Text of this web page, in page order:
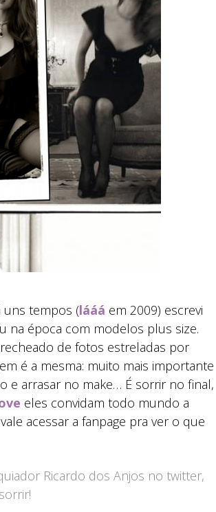
uns tempos (lááá em 2009) escrevi
na época com modelos plus size.
de fotos estreladas por
é a mesma: muito mais importante
e arrasar no make… É sorrir no final,
eles convidam todo mundo a
acessar a fanpage pra ver o que
Ricardo dos Anjos no twitter,